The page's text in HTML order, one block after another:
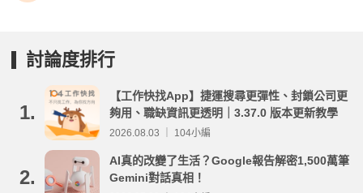
討論度排行
1.
【工作快找App】捷運搜尋更彈性、封鎖公司更
夠用、職缺資訊更透明｜3.37.0 版本更新教學
2026.08.03 ｜ 104小編
2.
AI真的改變了生活？Google報告解密1,500萬筆
Gemini對話真相！